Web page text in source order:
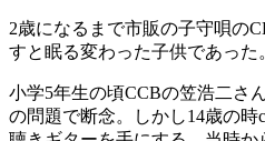
2歳になるまで市販の子守唄の
すと眠る変わった子供であった
小学5年生の頃CCBの笠浩二さ
の問題で断念。しかし14歳の時